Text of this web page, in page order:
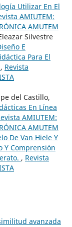
Utilizar En El
AMIUTEM:
AMUTEM
Silvestre
E
Para El
, Revista
del Castillo,
En Línea
AMIUTEM:
AMUTEM
De Van Hiele Y
Y Comprensión
, Revista
avanzada